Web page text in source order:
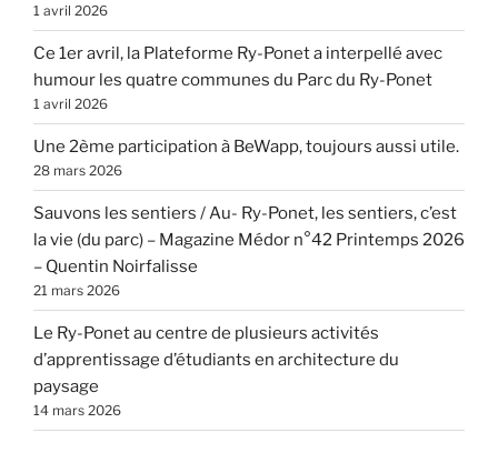
1 avril 2026
Ce 1er avril, la Plateforme Ry-Ponet a interpellé avec
humour les quatre communes du Parc du Ry-Ponet
1 avril 2026
Une 2ème participation à BeWapp, toujours aussi utile.
28 mars 2026
Sauvons les sentiers / Au- Ry-Ponet, les sentiers, c’est
la vie (du parc) – Magazine Médor n°42 Printemps 2026
– Quentin Noirfalisse
21 mars 2026
Le Ry-Ponet au centre de plusieurs activités
d’apprentissage d’étudiants en architecture du
paysage
14 mars 2026